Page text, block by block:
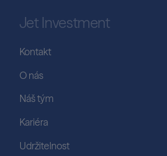
Jet Investment
Kontakt
O nás
Náš tým
Kariéra
Udržitelnost